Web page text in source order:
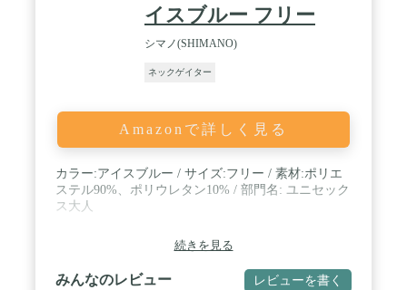
イスブルー フリー
シマノ(SHIMANO)
ネックゲイター
Amazonで詳しく見る
カラー:アイスブルー / サイズ:フリー / 素材:ポリエ
ステル90%、ポリウレタン10% / 部門名: ユニセック
ス大人
続きを見る
みんなのレビュー レビューを書く